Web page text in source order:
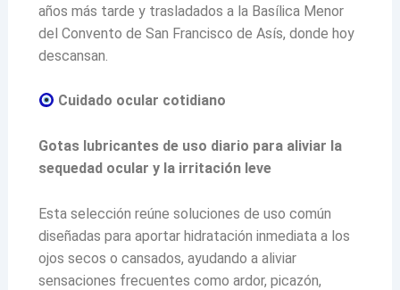
años más tarde y trasladados a la Basílica Menor
del Convento de San Francisco de Asís, donde hoy
descansan.
Cuidado ocular cotidiano
Gotas lubricantes de uso diario para aliviar la
sequedad ocular y la irritación leve
Esta selección reúne soluciones de uso común
diseñadas para aportar hidratación inmediata a los
ojos secos o cansados, ayudando a aliviar
sensaciones frecuentes como ardor, picazón,